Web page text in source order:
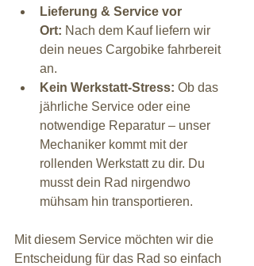
Lieferung & Service vor
Ort: Nach dem Kauf liefern wir
dein neues Cargobike fahrbereit
an.
Kein Werkstatt-Stress: Ob das
jährliche Service oder eine
notwendige Reparatur – unser
Mechaniker kommt mit der
rollenden Werkstatt zu dir. Du
musst dein Rad nirgendwo
mühsam hin transportieren.
Mit diesem Service möchten wir die
Entscheidung für das Rad so einfach